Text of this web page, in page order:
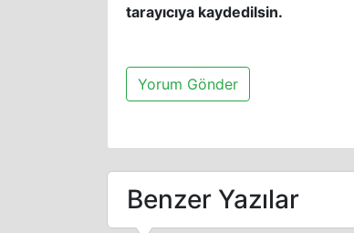
tarayıcıya kaydedilsin.
Benzer Yazılar